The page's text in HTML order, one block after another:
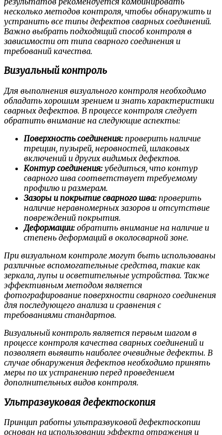
несколько методов контроля, чтобы обнаружить и
устранить все типы дефектов сварных соединений.
Важно выбрать подходящий способ контроля в
зависимости от типа сварного соединения и
требований качества.
Визуальный контроль
Для выполнения визуального контроля необходимо
обладать хорошим зрением и знать характеристики
сварных дефектов. В процессе контроля следует
обратить внимание на следующие аспекты:
Поверхность соединения: проверить наличие
трещин, пузырей, неровностей, шлаковых
включений и других видимых дефектов.
Контур соединения: убедиться, что контур
сварного шва соответствует требуемому
профилю и размерам.
Зазоры и покрытие сварного шва: проверить
наличие неравномерных зазоров и отсутствие
повреждений покрытия.
Деформации: обратить внимание на наличие и
степень деформаций в околосварной зоне.
При визуальном контроле могут быть использованы
различные вспомогательные средства, такие как
зеркала, лупы и осветительные устройства. Также
эффективным методом является
фотографирование поверхности сварного соединения
для последующего анализа и сравнения с
требованиями стандартов.
Визуальный контроль является первым шагом в
процессе контроля качества сварных соединений и
позволяет выявить наиболее очевидные дефекты. В
случае обнаружения дефектов необходимо принять
меры по их устранению перед проведением
дополнительных видов контроля.
Ультразвуковая дефектоскопия
Принцип работы ультразвуковой дефектоскопии
основан на использовании эффекта отражения и